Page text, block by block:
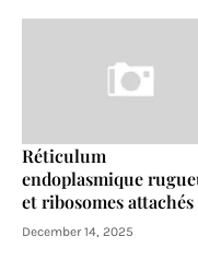
Réticulum
endoplasmique
et ribosomes attachés
December 14, 2025